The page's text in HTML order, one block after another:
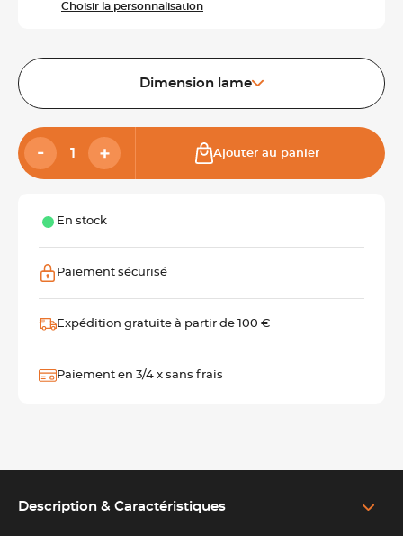
Choisir la personnalisation
Dimension lame
Ajouter au panier
En stock
Paiement sécurisé
Expédition gratuite à partir de 100 €
Paiement en 3/4 x sans frais
Description & Caractéristiques